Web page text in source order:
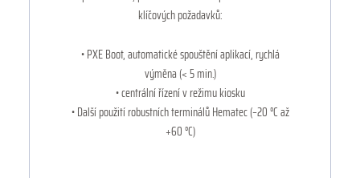
klíčových požadavků:
• PXE Boot, automatické spouštění aplikací, rychlá
výměna (< 5 min.)
• centrální řízení v režimu kiosku
• Další použití robustních terminálů Hematec (–20 °C až
+60 °C)